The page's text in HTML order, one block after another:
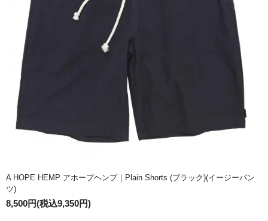
A HOPE HEMP アホープヘンプ｜Plain Shorts (ブラック)(イージーパン
ツ)
8,500円(税込9,350円)